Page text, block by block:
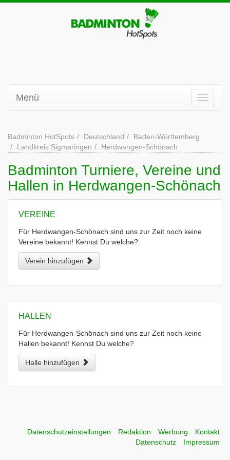
Menü
Badminton HotSpots Deutschland
Baden-Württemberg
Landkreis Sigmaringen
Herdwangen-Schönach
Badminton Turniere, Vereine und
Hallen in Herdwangen-Schönach
VEREINE
Für Herdwangen-Schönach sind uns zur Zeit noch keine
Vereine bekannt! Kennst Du welche?
Verein hinzufügen
HALLEN
Für Herdwangen-Schönach sind uns zur Zeit noch keine
Hallen bekannt! Kennst Du welche?
Halle hinzufügen
Datenschutzeinstellungen Redaktion Werbung
Kontakt
Datenschutz
Impressum